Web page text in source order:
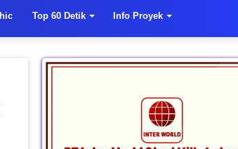
Top 60 Detik Info Proyek